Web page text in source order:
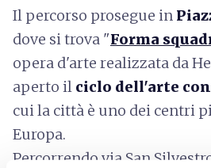
Il percorso prosegue in
dove si trova "Forma
opera d'arte realizzata da
aperto il ciclo dell'arte
cui la città è uno dei centri
Europa.
Percorrendo via San